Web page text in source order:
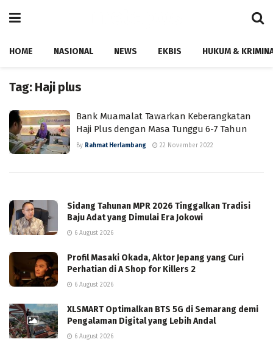
HOME NASIONAL NEWS EKBIS HUKUM &
Tag: Haji plus
Bank Muamalat Tawarkan Keberangkatan
Haji Plus dengan Masa Tunggu 6-7 Tahun
By Rahmat Herlambang 22 November 2022
Sidang Tahunan MPR 2026 Tinggalkan Tradisi
Baju Adat yang Dimulai Era Jokowi
6 August 2026
Profil Masaki Okada, Aktor Jepang yang Curi
Perhatian di A Shop for Killers 2
6 August 2026
XLSMART Optimalkan BTS 5G di Semarang demi
Pengalaman Digital yang Lebih Andal
6 August 2026